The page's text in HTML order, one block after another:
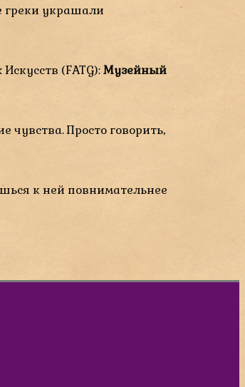
греки украшали
(FATG):Музейный
чувства. Просто говорить,
к ней повнимательнее